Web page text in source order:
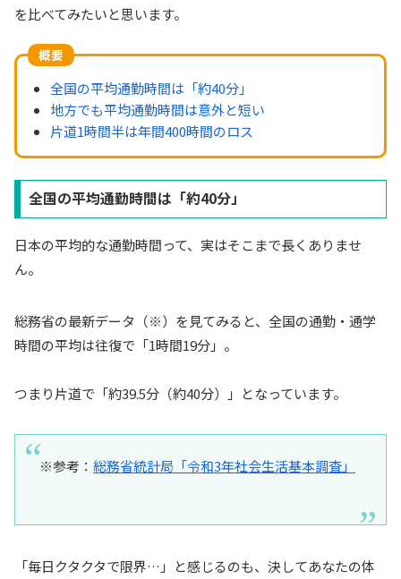
を比べてみたいと思います。
概要
全国の平均通勤時間は「約40分」
地方でも平均通勤時間は意外と短い
片道1時間半は年間400時間のロス
全国の平均通勤時間は「約40分」
日本の平均的な通勤時間って、実はそこまで長くありませ
ん。
総務省の最新データ（※）を見てみると、全国の通勤・通学
時間の平均は往復で「1時間19分」。
つまり片道で「約39.5分（約40分）」となっています。
※参考： 総務省統計局「令和3年社会生活基本調査」
「毎日クタクタで限界…」と感じるのも、決してあなたの体